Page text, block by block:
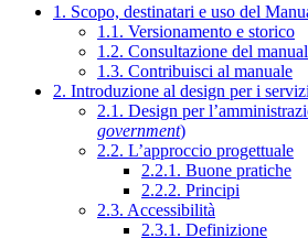
1. Scopo, destinatari e uso del
1.1. Versionamento e storico
1.2. Consultazione del
1.3. Contribuisci al manuale
2. Introduzione al design per i
2.1. Design per
government)
2.2. L’approccio progettuale
2.2.1. Buone pratiche
2.2.2. Principi
2.3. Accessibilità
2.3.1. Definizione